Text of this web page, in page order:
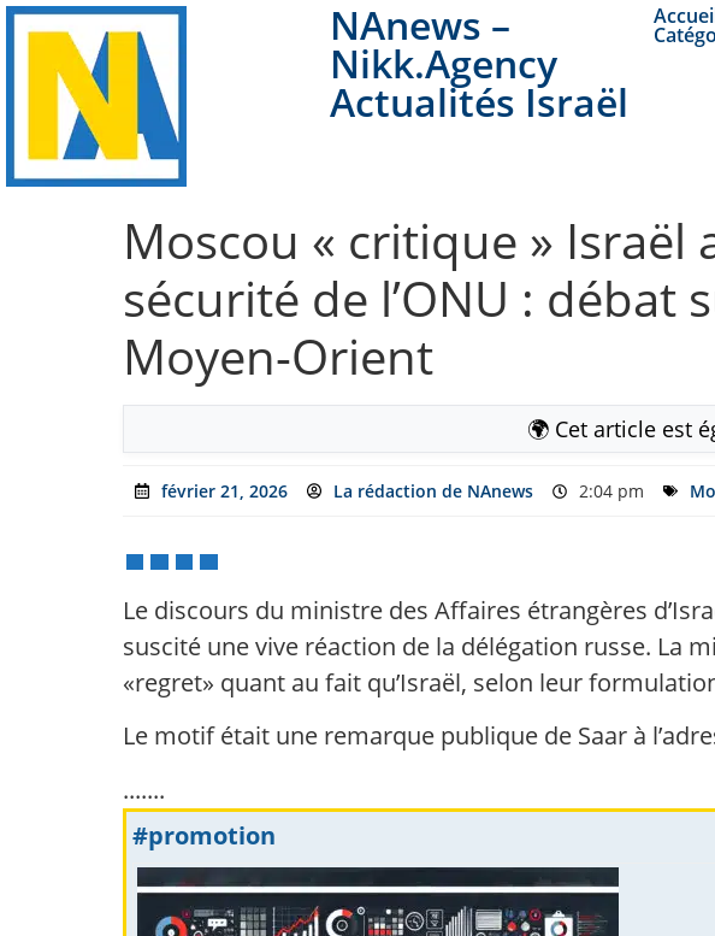
NAnews –
Nikk.Agency
Actualités Israël
Moscou « critique »
sécurité de l’ONU : débat
Moyen-Orient
🌍 Cet article est
février 21, 2026 La rédaction de NAnews 2:04 pm
Le discours du ministre des Affaires étrangères
suscité une vive réaction de la délégation russe. La
«regret» quant au fait qu’Israël, selon leur
Le motif était une remarque publique de Saar à
.......
#promotion